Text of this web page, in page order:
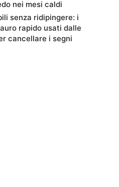
nei mesi caldi
senza ridipingere: i
rapido usati dalle
cancellare i segni